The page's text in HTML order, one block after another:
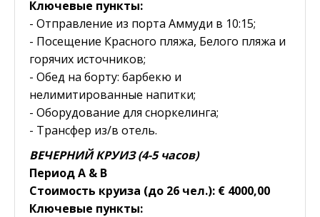
Ключевые пункты:
- Отправление из порта Аммуди в 10:15;
- Посещение Красного пляжа, Белого пляжа и
горячих источников;
- Обед на борту: барбекю и
нелимитированные напитки;
- Оборудование для сноркелинга;
- Трансфер из/в отель.
ВЕЧЕРНИЙ КРУИЗ (4-5 часов)
Период Α & B
Стоимость круиза (до 26 чел.): € 4000,00
Ключевые пункты: